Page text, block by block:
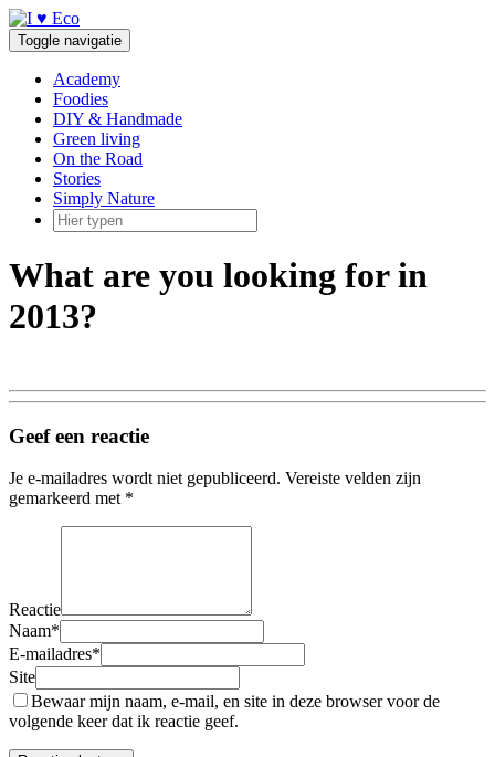
Doorgaan
naar
inhoud
Toggle navigatie
Academy
Foodies
DIY & Handmade
Green living
On the Road
Stories
Simply Nature
What are you looking for in
2013?
Geef een reactie
Je e-mailadres wordt niet gepubliceerd. Vereiste velden zijn
gemarkeerd met *
Reactie
Naam*
E-mailadres*
Site
Bewaar mijn naam, e-mail, en site in deze browser voor de
volgende keer dat ik reactie geef.